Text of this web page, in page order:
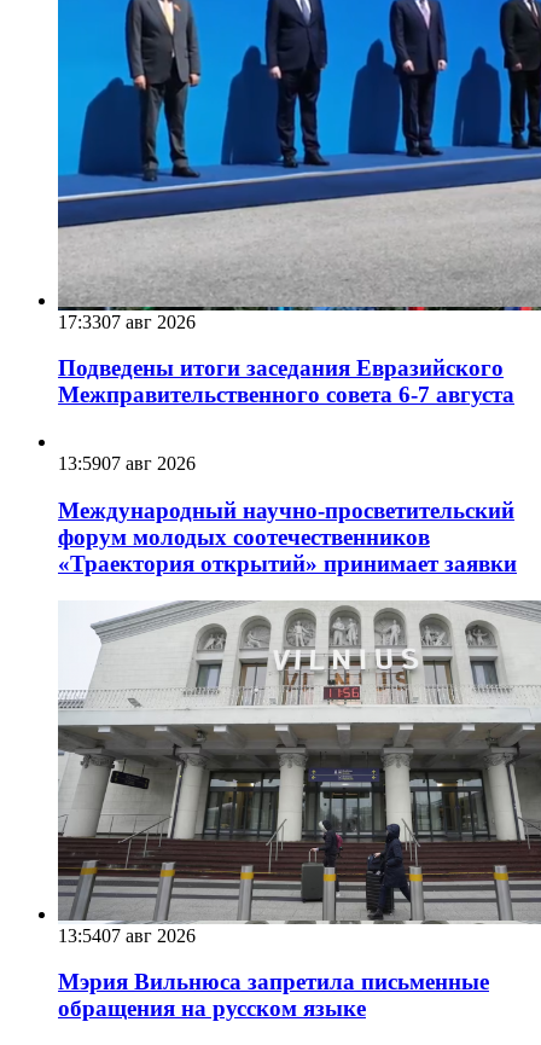
17:3307 авг 2026
Подведены итоги заседания Евразийского
Межправительственного совета 6-7 августа
13:5907 авг 2026
Международный научно-просветительский
форум молодых соотечественников
«Траектория открытий» принимает заявки
13:5407 авг 2026
Мэрия Вильнюса запретила письменные
обращения на русском языке